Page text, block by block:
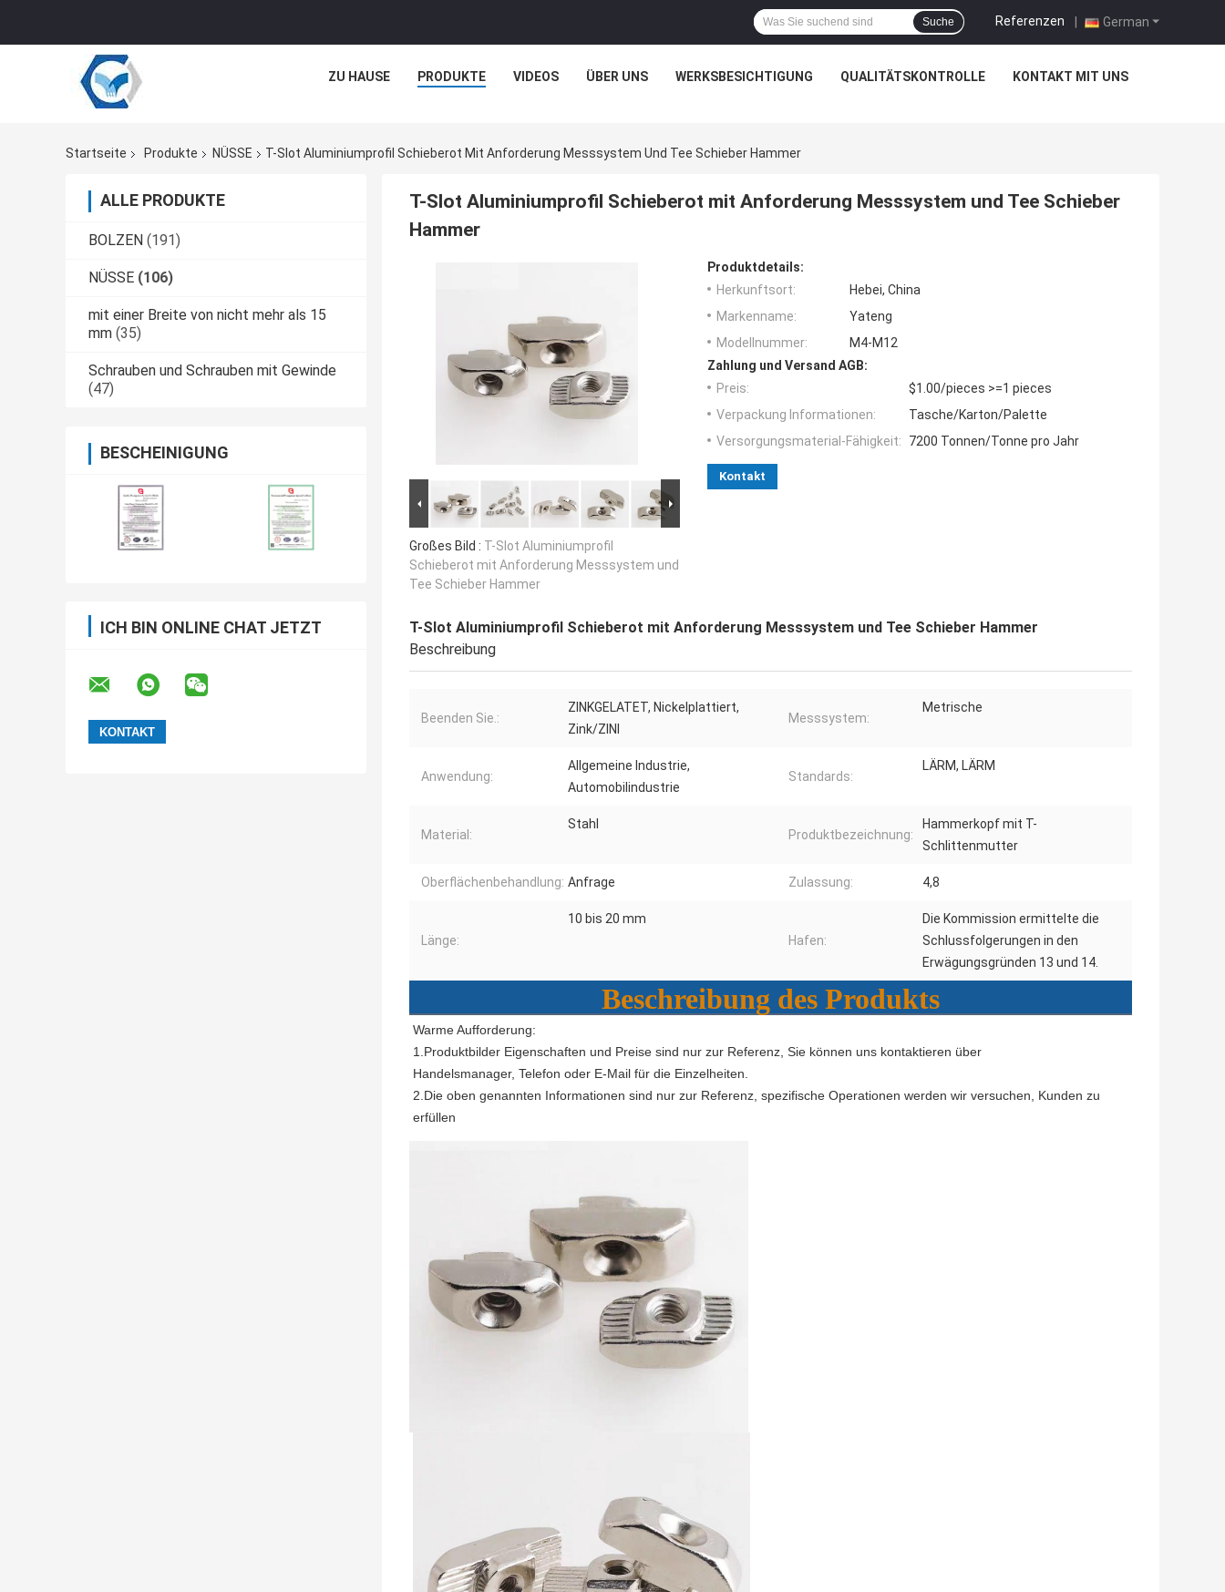
German
Referenzen |
Suche
ZU HAUSE PRODUKTE VIDEOS ÜBER UNS WERKSBESICHTIGUNG QUALITÄTSKONTROLLE KONTAKT MIT UNS
Startseite Produkte NÜSSE T-Slot Aluminiumprofil Schieberot Mit Anforderung Messsystem Und Tee Schieber Hammer
ALLE PRODUKTE
BOLZEN (191)
NÜSSE (106)
mit einer Breite von nicht mehr als 15
mm (35)
Schrauben und Schrauben mit Gewinde
(47)
BESCHEINIGUNG
ICH BIN ONLINE CHAT JETZT
T-Slot Aluminiumprofil Schieberot mit Anforderung Messsystem und Tee Schieber
Hammer
Großes Bild : T-Slot Aluminiumprofil
Schieberot mit Anforderung Messsystem und
Tee Schieber Hammer
Produktdetails:
Herkunftsort:
Hebei, China
Markenname:
Yateng
Modellnummer:
M4-M12
Zahlung und Versand AGB:
Preis:
$1.00/pieces >=1 pieces
Verpackung Informationen:
Tasche/Karton/Palette
Versorgungsmaterial-Fähigkeit:
7200 Tonnen/Tonne pro Jahr
Kontakt
T-Slot Aluminiumprofil Schieberot mit Anforderung Messsystem und Tee Schieber Hammer
Beschreibung
Beenden Sie.:
ZINKGELATET, Nickelplattiert,
Zink/ZINI
Messsystem:
Metrische
Anwendung:
Allgemeine Industrie,
Automobilindustrie
Standards:
LÄRM, LÄRM
Material:
Stahl
Produktbezeichnung:
Hammerkopf mit T-
Schlittenmutter
Oberflächenbehandlung: Anfrage Zulassung: 4,8
Länge:
10 bis 20 mm
Hafen:
Die Kommission ermittelte die
Schlussfolgerungen in den
Erwägungsgründen 13 und 14.
Beschreibung des Produkts
Warme Aufforderung:
1.Produktbilder Eigenschaften und Preise sind nur zur Referenz, Sie können uns kontaktieren über
Handelsmanager, Telefon oder E-Mail für die Einzelheiten.
2.Die oben genannten Informationen sind nur zur Referenz, spezifische Operationen werden wir versuchen, Kunden zu
erfüllen